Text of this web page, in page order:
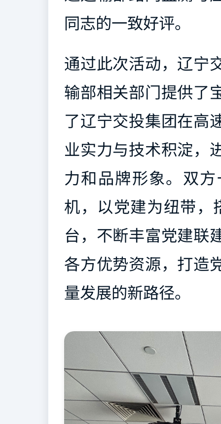
同志的一致好评。
通过此次活动，辽宁
输部相关部门提供了
了辽宁交投集团在高
业实力与技术积淀，
力和品牌形象。双
机，以党建为纽带，
台，不断丰富党建联
各方优势资源，打造
量发展的新路径。